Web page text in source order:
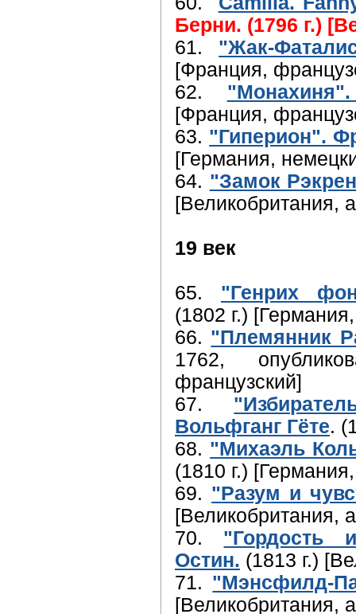
Берни. (1796 г.)
61. "Жак-
[Франция,
62.
[Франция,
63. "Гиперион".
[Германия,
64. "Замок
[Великобритания,
19 век
65. "Генрих
(1802 г.)
66. "Племянник
1762,
французский]
67.
Вольфганг Гёте.
68. "Михаэль
(1810 г.)
69. "Разум и
[Великобритания,
70. "Гордость
Остин. (1813 г.)
71. "Мэнсфилд-
[Великобритания,